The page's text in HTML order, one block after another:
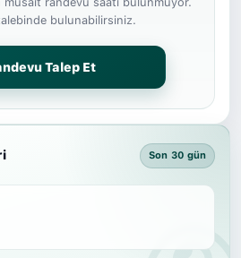
bulunabilirsiniz.
Talep Et
Son 30 gün